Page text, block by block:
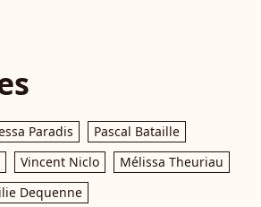
Paradis
Pascal Bataille
Vincent Niclo
Mélissa Theuriau
Dequenne